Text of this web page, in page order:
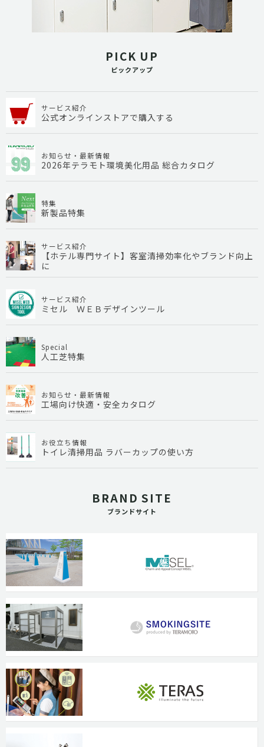
PICK UP
ピックアップ
サービス紹介
公式オンラインストアで購入する
お知らせ・最新情報
2026年テラモト環境美化用品 総合カタログ
特集
新製品特集
サービス紹介
【ホテル専門サイト】客室清掃効率化やブランド向上
に
サービス紹介
ミセル ＷＥＢデザインツール
Special
人工芝特集
お知らせ・最新情報
工場向け快適・安全カタログ
お役立ち情報
トイレ清掃用品 ラバーカップの使い方
BRAND SITE
ブランドサイト